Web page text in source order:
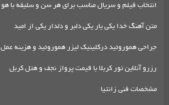
انتخاب فیلم و سریال مناسب برای هر سن و سلیقه با هو
متن آهنگ خدا یکی یار یکی دلبر و دلدار یکی از امید
جراحی هموروئید درکلینیک لیزر هموروئید و هزینه عمل
رزرو آنلاین تور کربلا با قیمت پرواز نجف و هتل کربل
مشخصات فنی زانتیا